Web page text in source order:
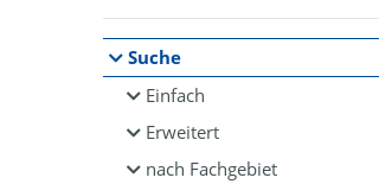
Suche
Einfach
Erweitert
nach Fachgebiet